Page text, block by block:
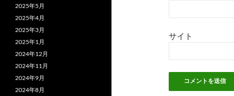
サイト
2025年5月
2025年4月
2025年3月
2025年1月
2024年12月
2024年11月
2024年9月
2024年8月